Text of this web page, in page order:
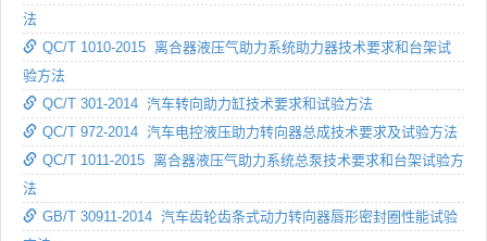
法
QC/T 1010-2015 离合器液压气助力系统助力器技术要求和台架试
验方法
QC/T 301-2014 汽车转向助力缸技术要求和试验方法
QC/T 972-2014 汽车电控液压助力转向器总成技术要求及试验方法
QC/T 1011-2015 离合器液压气助力系统总泵技术要求和台架试验方
法
GB/T 30911-2014 汽车齿轮齿条式动力转向器唇形密封圈性能试验